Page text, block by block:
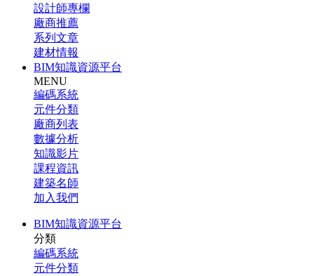
設計師專欄
廠商推薦
系列文章
建材情報
BIM知識資源平台
MENU
編碼系統
元件分類
廠商列表
數據分析
知識影片
課程資訊
建築名師
加入我們
BIM知識資源平台
分類
編碼系統
元件分類